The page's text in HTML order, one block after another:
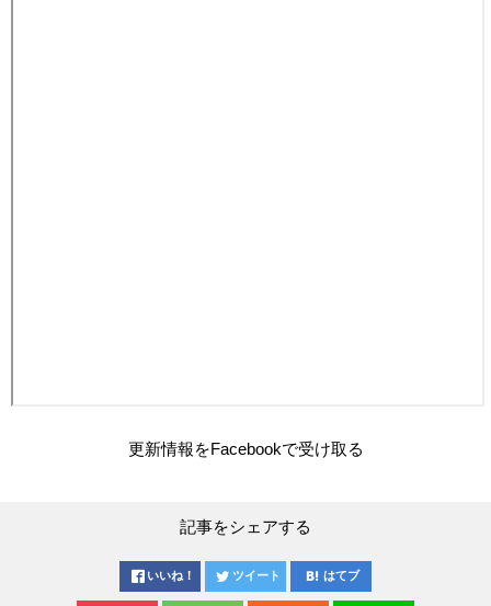
更新情報をFacebookで受け取る
記事をシェアする
いいね！ ツイート はてブ